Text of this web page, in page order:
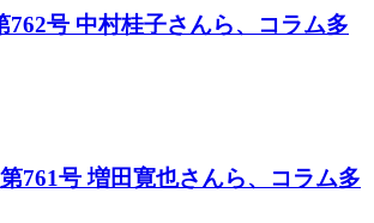
762号 中村桂子さんら、コラム多
761号 増田寛也さんら、コラム多